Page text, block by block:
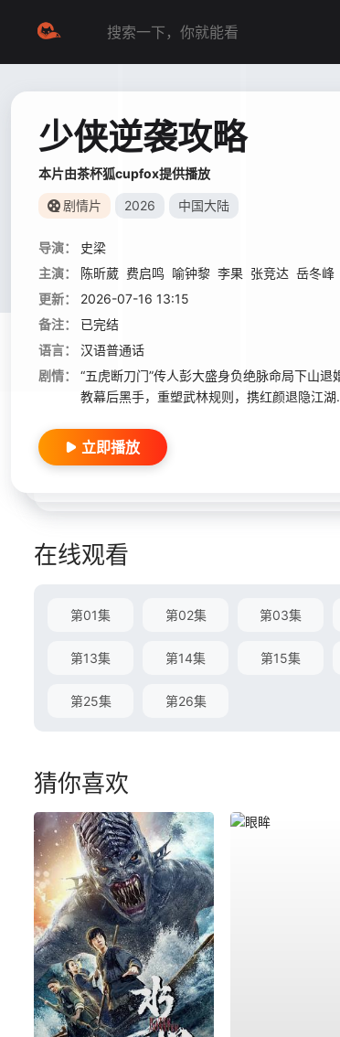
少侠逆袭攻略
本片由茶杯狐cupfox提供播放
剧情片 2026 中国大陆
导演：
史梁
主演：
陈昕葳 费启鸣 喻钟黎 李果 张竞达 岳冬峰
更新：
2026-07-16 13:15
备注：
已完结
语言：
汉语普通话
剧情：
“五虎断刀门”传人彭大盛身负绝脉命局下山
教幕后黑手，重塑武林规则，携红颜退隐江
立即播放
在线观看
第01集 第02集 第03集
第13集 第14集 第15集
第25集 第26集
猜你喜欢